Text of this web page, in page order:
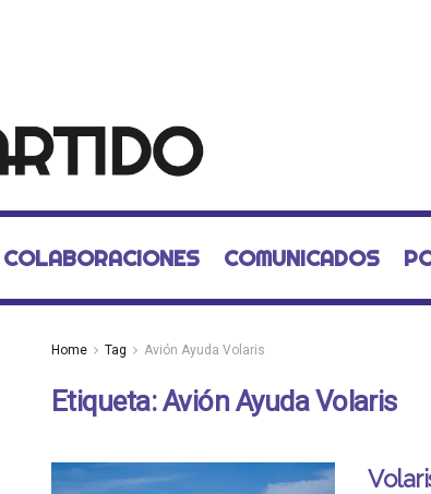
COLABORACIONES COMUNICADOS
Home Tag Avión Ayuda Volaris
Etiqueta:Avión Ayuda Volaris